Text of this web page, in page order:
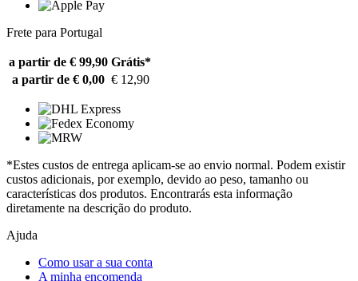
Frete para Portugal
a partir de € 99,90 Grátis*
a partir de € 0,00 € 12,90
*Estes custos de entrega aplicam-se ao envio normal. Podem existir
custos adicionais, por exemplo, devido ao peso, tamanho ou
características dos produtos. Encontrarás esta informação
diretamente na descrição do produto.
Ajuda
Como usar a sua conta
A minha encomenda